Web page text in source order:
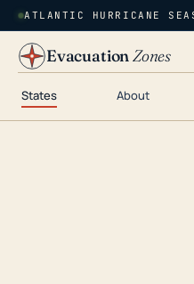
ATLANTIC HURRICANE
EvacuationZones
States About